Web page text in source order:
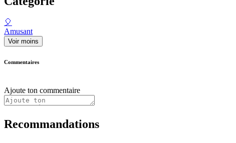
🎈
Amusant
Voir moins
Commentaires
Ajoute ton commentaire
Recommandations